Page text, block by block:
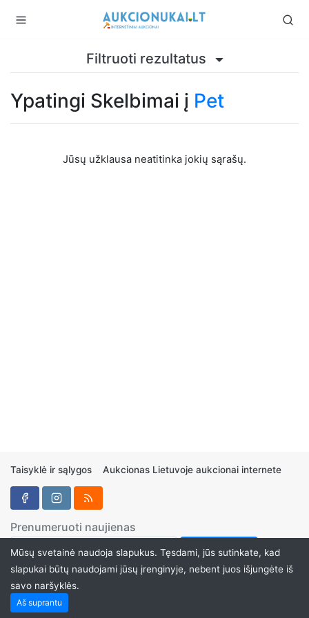
Filtruoti rezultatus
Ypatingi Skelbimai į Pet
Jūsų užklausa neatitinka jokių sąrašų.
Taisyklė ir sąlygos Aukcionas Lietuvoje aukcionai internete
Prenumeruoti naujienas
Mūsų svetainė naudoja slapukus. Tęsdami, jūs sutinkate, kad
slapukai būtų naudojami jūsų įrenginyje, nebent juos išjungėte iš
savo naršyklės.
Aš suprantu